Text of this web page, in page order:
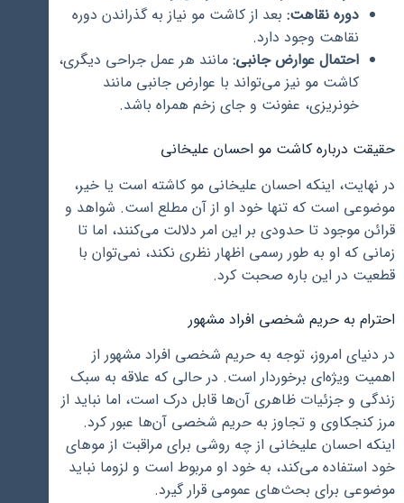
دوره نقاهت: بعد از کاشت مو نیاز به گذراندن دوره
نقاهت وجود دارد.
احتمال عوارض جانبی: مانند هر عمل جراحی دیگری،
کاشت مو نیز می‌تواند با عوارض جانبی مانند
خونریزی، عفونت و جای زخم همراه باشد.
حقیقت درباره کاشت مو احسان علیخانی
در نهایت، اینکه احسان علیخانی مو کاشته است یا خیر،
موضوعی است که تنها خود او از آن مطلع است. شواهد و
قرائن موجود تا حدودی بر این امر دلالت می‌کنند، اما تا
زمانی که او به طور رسمی اظهار نظری نکند، نمی‌توان با
قطعیت در این باره صحبت کرد.
احترام به حریم شخصی افراد مشهور
در دنیای امروز، توجه به حریم شخصی افراد مشهور از
اهمیت ویژه‌ای برخوردار است. در حالی که علاقه به سبک
زندگی و جزئیات ظاهری آن‌ها قابل درک است، اما نباید از
مرز کنجکاوی و تجاوز به حریم شخصی آن‌ها عبور کرد.
اینکه احسان علیخانی از چه روشی برای مراقبت از موهای
خود استفاده می‌کند، به خود او مربوط است و لزوما نباید
موضوعی برای بحث‌های عمومی قرار گیرد.